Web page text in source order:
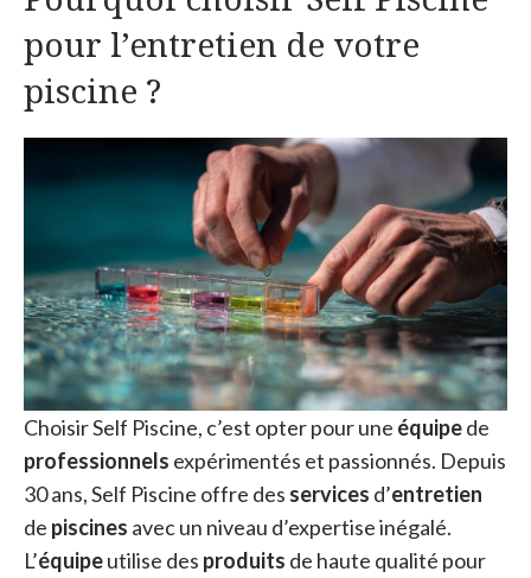
pour l’entretien de votre
piscine ?
Choisir Self Piscine, c’est opter pour une équipede
professionnels expérimentés et passionnés. Depuis
30 ans, Self Piscine offre des services d’entretien
de piscines avec un niveau d’expertise inégalé.
L’équipeutilise des produits de haute qualité pour